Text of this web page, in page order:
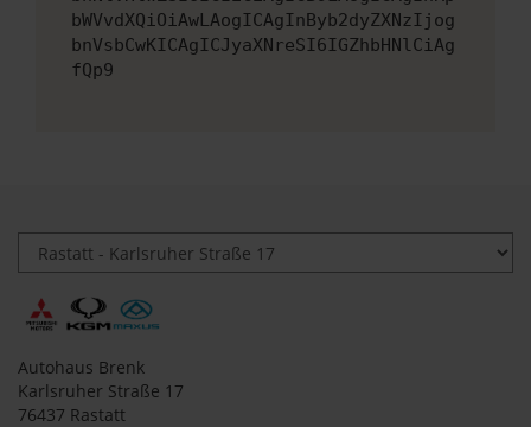
bWVvdXQiOiAwLAogICAgInByb2dyZXNzIjog
bnVsbCwKICAgICJyaXNreSI6IGZhbHNlCiAg
fQp9
Autohaus Brenk
Karlsruher Straße 17
76437 Rastatt